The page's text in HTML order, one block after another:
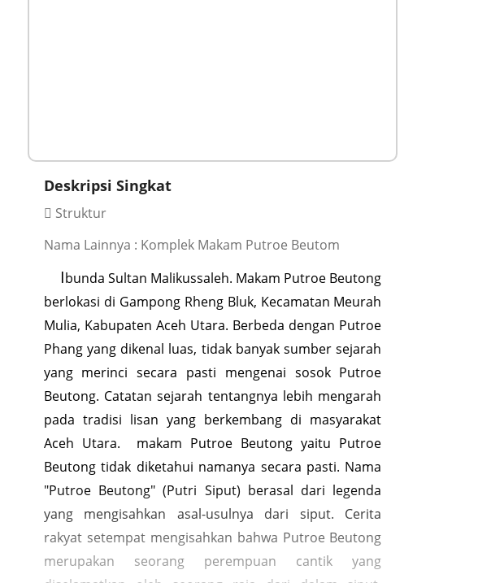
Deskripsi Singkat
Struktur
Nama Lainnya : Komplek Makam Putroe Beutom
Ibunda Sultan Malikussaleh. Makam Putroe Beutong
berlokasi di Gampong Rheng Bluk, Kecamatan Meurah
Mulia, Kabupaten Aceh Utara. Berbeda dengan Putroe
Phang yang dikenal luas, tidak banyak sumber sejarah
yang merinci secara pasti mengenai sosok Putroe
Beutong. Catatan sejarah tentangnya lebih mengarah
pada tradisi lisan yang berkembang di masyarakat
Aceh Utara. makam Putroe Beutong yaitu Putroe
Beutong tidak diketahui namanya secara pasti. Nama
"Putroe Beutong" (Putri Siput) berasal dari legenda
yang mengisahkan asal-usulnya dari siput. Cerita
rakyat setempat mengisahkan bahwa Putroe Beutong
merupakan seorang perempuan cantik yang